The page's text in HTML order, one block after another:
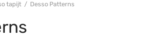
tapijt / Desso Patterns